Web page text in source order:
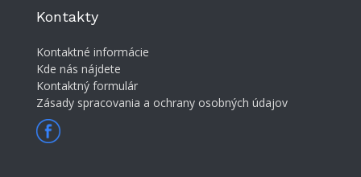
Kontakty
Kontaktné informácie
Kde nás nájdete
Kontaktný formulár
Zásady spracovania a ochrany osobných údajov